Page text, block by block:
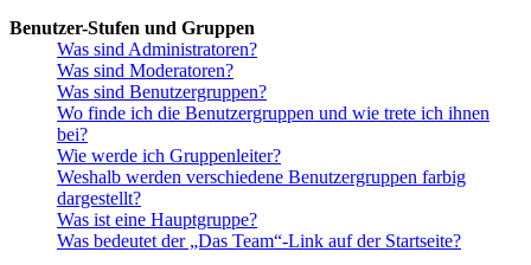
Benutzer-Stufen und Gruppen
Was sind Administratoren?
Was sind Moderatoren?
Was sind Benutzergruppen?
Wo finde ich die Benutzergruppen und wie trete ich ihnen
bei?
Wie werde ich Gruppenleiter?
Weshalb werden verschiedene Benutzergruppen farbig
dargestellt?
Was ist eine Hauptgruppe?
Was bedeutet der „Das Team“-Link auf der Startseite?